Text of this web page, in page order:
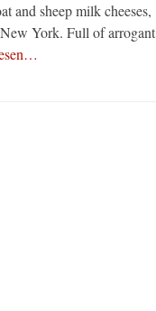
and sheep milk cheeses,
York. Full of arrogant